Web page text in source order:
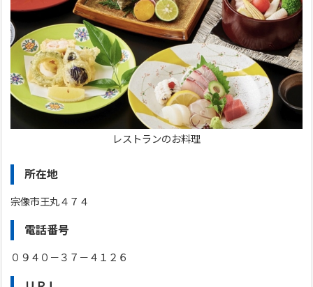
レストランのお料理
所在地
宗像市王丸４７４
電話番号
０９４０－３７－４１２６